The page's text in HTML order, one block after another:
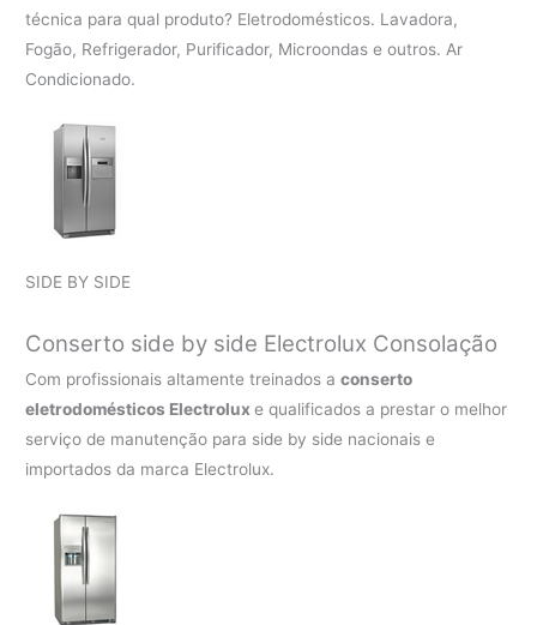
técnica para qual produto? Eletrodomésticos. Lavadora,
Fogão, Refrigerador, Purificador, Microondas e outros. Ar
Condicionado.
SIDE BY SIDE
Conserto side by side Electrolux Consolação
Com profissionais altamente treinados aconserto
eletrodomésticos Electroluxe qualificados a prestar o melhor
serviço de manutenção para side by side nacionais e
importados da marca Electrolux.